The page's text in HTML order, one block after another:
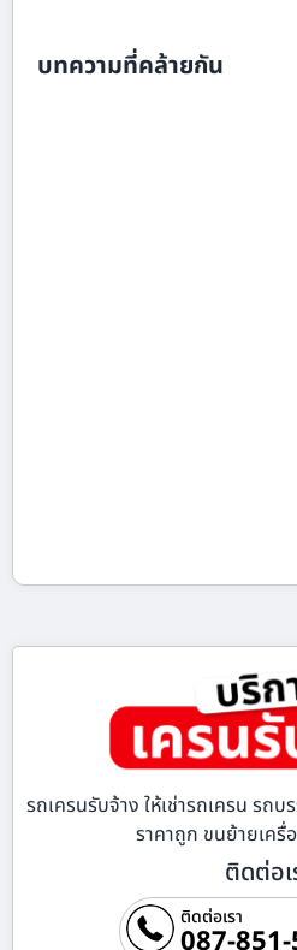
บทความที่คล้ายกัน
รถเครนรับจ้าง ให้เช่ารถเครน รถ
ราคาถูก ขนย้ายเค
ติดต่อเ
ติดต่อเรา
087-